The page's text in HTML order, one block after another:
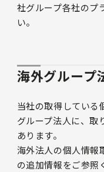
社グループ各社のプ
い。
海外グループ
当社の取得している
グループ法人に、取
あります。
海外法人の個人情報
の追加情報をご参照